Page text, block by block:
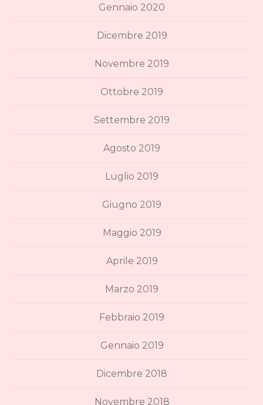
Gennaio 2020
Dicembre 2019
Novembre 2019
Ottobre 2019
Settembre 2019
Agosto 2019
Luglio 2019
Giugno 2019
Maggio 2019
Aprile 2019
Marzo 2019
Febbraio 2019
Gennaio 2019
Dicembre 2018
Novembre 2018